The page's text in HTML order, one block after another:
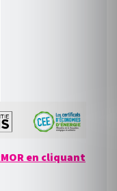
en cliquant